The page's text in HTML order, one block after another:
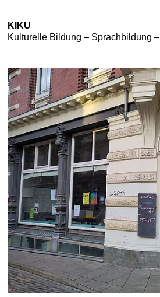
KIKU
Kulturelle Bildung – Sprachbildung